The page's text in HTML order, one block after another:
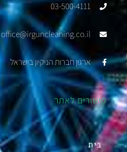
03-500-4111
office@irguncleaning.co.il
ארגון חברות הניקיון בישראל
קישורים לאתר
בית